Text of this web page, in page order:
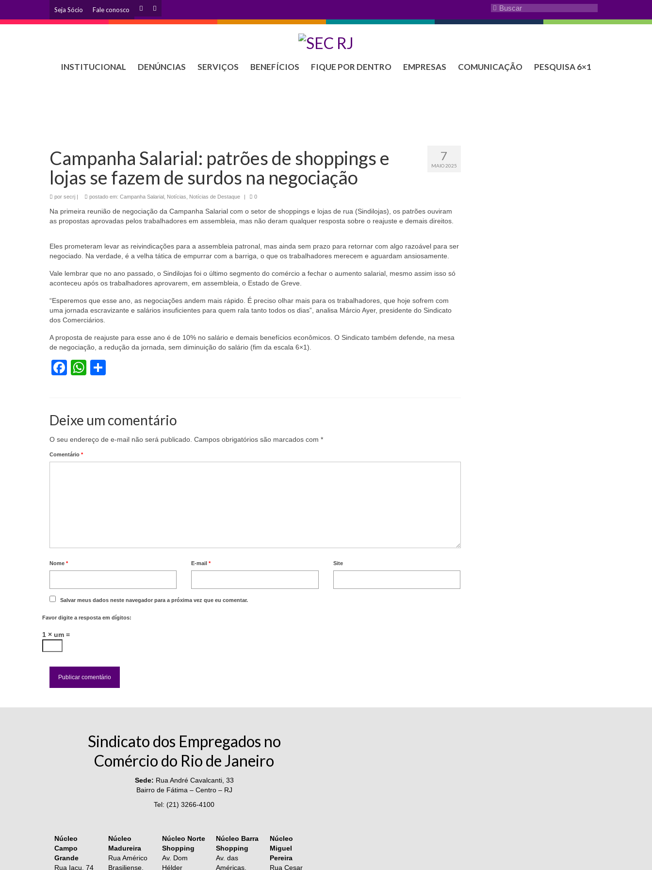
Seja Sócio Fale conosco
INSTITUCIONAL DENÚNCIAS SERVIÇOS BENEFÍCIOS FIQUE POR DENTRO EMPRESAS COMUNICAÇÃO PESQUISA 6×1
7
MAIO 2025
Campanha Salarial: patrões de shoppings e
lojas se fazem de surdos na negociação
por secrj | postado em: Campanha Salarial Notícias Notícias de Destaque | 0
Na primeira reunião de negociação da Campanha Salarial com o setor de shoppings e lojas de rua (Sindilojas), os patrões ouviram
as propostas aprovadas pelos trabalhadores em assembleia, mas não deram qualquer resposta sobre o reajuste e demais direitos.
Eles prometeram levar as reivindicações para a assembleia patronal, mas ainda sem prazo para retornar com algo razoável para ser
negociado. Na verdade, é a velha tática de empurrar com a barriga, o que os trabalhadores merecem e aguardam ansiosamente.
Vale lembrar que no ano passado, o Sindilojas foi o último segmento do comércio a fechar o aumento salarial, mesmo assim isso só
aconteceu após os trabalhadores aprovarem, em assembleia, o Estado de Greve.
“Esperemos que esse ano, as negociações andem mais rápido. É preciso olhar mais para os trabalhadores, que hoje sofrem com
uma jornada escravizante e salários insuficientes para quem rala tanto todos os dias”, analisa Márcio Ayer, presidente do Sindicato
dos Comerciários.
A proposta de reajuste para esse ano é de 10% no salário e demais benefícios econômicos. O Sindicato também defende, na mesa
de negociação, a redução da jornada, sem diminuição do salário (fim da escala 6×1).
Facebook
WhatsApp
Deixe um comentário
O seu endereço de e-mail não será publicado. Campos obrigatórios são marcados com *
Comentário *
Nome * E-mail* Site
Salvar meus dados neste navegador para a próxima vez que eu comentar.
Favor digite a resposta em dígitos:
1 × um =
Sindicato dos Empregados no
Comércio do Rio de Janeiro
Sede: Rua André Cavalcanti, 33
Bairro de Fátima – Centro – RJ
Tel: (21) 3266-4100
Núcleo
Campo
Grande
Rua Iaçu, 74
Núcleo
Madureira
Rua Américo
Brasiliense,
Núcleo Norte
Shopping
Av. Dom
Hélder
Núcleo Barra
Shopping
Av. das
Américas,
Núcleo
Miguel
Pereira
Rua Cesar